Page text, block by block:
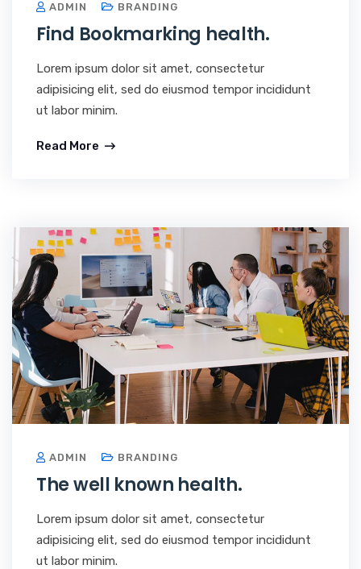
ADMIN BRANDING
Find Bookmarking health.
Lorem ipsum dolor sit amet, consectetur
adipisicing elit, sed do eiusmod tempor incididunt
ut labor minim.
Read More
ADMIN BRANDING
The well known health.
Lorem ipsum dolor sit amet, consectetur
adipisicing elit, sed do eiusmod tempor incididunt
ut labor minim.